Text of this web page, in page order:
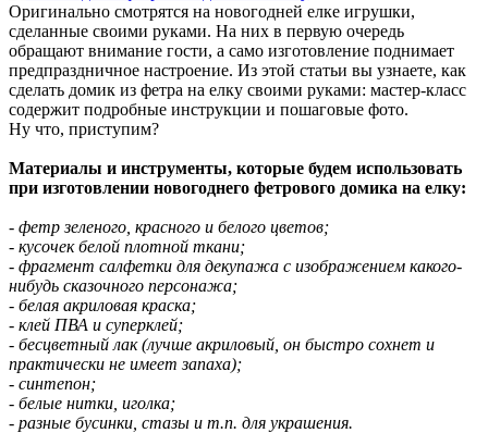
Оригинально смотрятся на новогодней елке игрушки,
сделанные своими руками. На них в первую очередь
обращают внимание гости, а само изготовление поднимает
предпраздничное настроение. Из этой статьи вы узнаете, как
сделать домик из фетра на елку своими руками: мастер-класс
содержит подробные инструкции и пошаговые фото.
Ну что, приступим?
Материалы и инструменты, которые будем использовать
при изготовлении новогоднего фетрового домика на елку:
- фетр зеленого, красного и белого цветов;
- кусочек белой плотной ткани;
- фрагмент салфетки для декупажа с изображением какого-
нибудь сказочного персонажа;
- белая акриловая краска;
- клей ПВА и суперклей;
- бесцветный лак (лучше акриловый, он быстро сохнет и
практически не имеет запаха);
- синтепон;
- белые нитки, иголка;
- разные бусинки, стазы и т.п. для украшения.